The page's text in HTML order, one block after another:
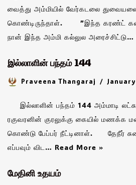
வைத்து அம்மியில் வேர்கடலை
கொண்டிருந்தாள். ”இந்த கரண்ட்
நான் இந்த அம்மி கல்லுல அரைச்சிட்டு…
இல்லாளின் பந்தம் 144
Praveena Thangaraj
இல்லாளின் பந்தம் 144 அம்மாடி
ரகுவரனின் குரலுக்கு கையில் மணக்க
கொண்டு பேப்பர் நீட்டினாள். தேநீர்
எப்பவும் விட… Read More »
மேதினி உதயம்